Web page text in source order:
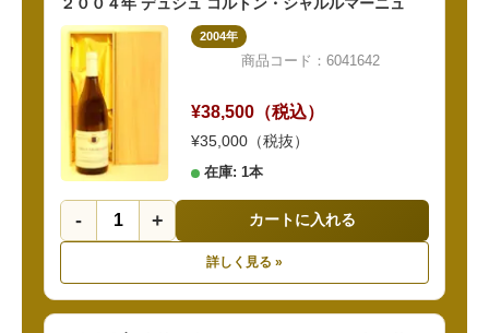
2004年
商品コード：6041642
¥38,500（税込）
¥35,000（税抜）
在庫: 1本
- + カートに入れる
詳しく見る »